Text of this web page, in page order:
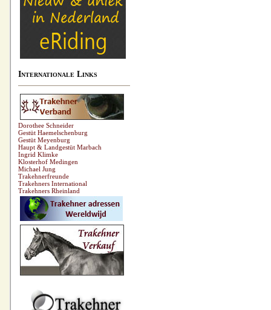
Internationale Links
Dorothee Schneider
Gestüt Haemelschenburg
Gestüt Meyenburg
Haupt & Landgestüt Marbach
Ingrid Klimke
Klosterhof Medingen
Michael Jung
Trakehnerfreunde
Trakehners International
Trakehners Rheinland